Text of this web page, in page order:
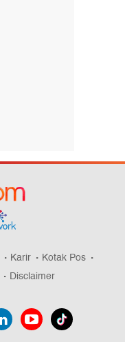
Karir
Kotak Pos
Disclaimer